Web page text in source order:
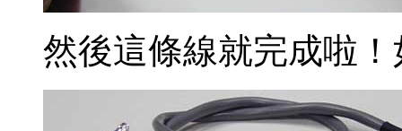
然後這條線就完成啦